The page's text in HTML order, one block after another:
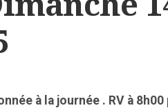
à la journée . RV à 8h00